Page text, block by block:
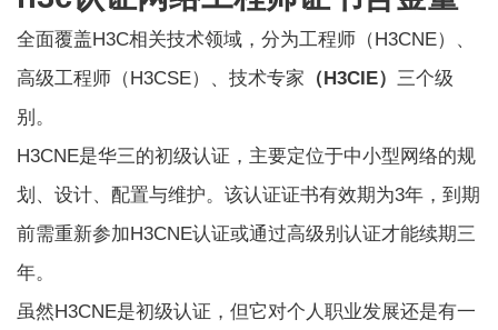
全面覆盖H3C相关技术领域，分为工程师（H3CNE）、
高级工程师（H3CSE）、技术专家 （H3CIE） 三个级
别。
H3CNE是华三的初级认证，主要定位于中小型网络的规
划、设计、配置与维护。该认证证书有效期为3年，到期
前需重新参加H3CNE认证或通过高级别认证才能续期三
年。
虽然H3CNE是初级认证，但它对个人职业发展还是有一